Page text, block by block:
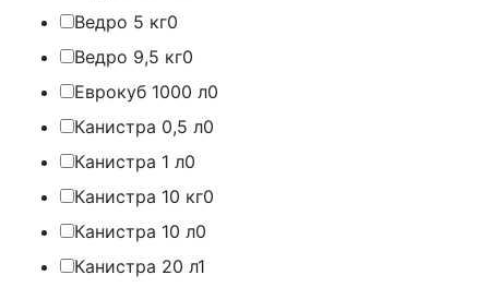
Ведро 5 кг0
Ведро 9,5 кг0
Еврокуб 1000 л0
Канистра 0,5 л0
Канистра 1 л0
Канистра 10 кг0
Канистра 10 л0
Канистра 20 л1